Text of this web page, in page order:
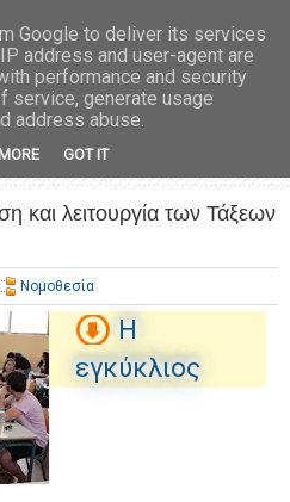
και λειτουργία των Τάξεων
Νομοθεσία
H
εγκύκλιος
Google to deliver its services
address and user-agent are
performance and security
service, generate usage
address abuse.
GOT IT